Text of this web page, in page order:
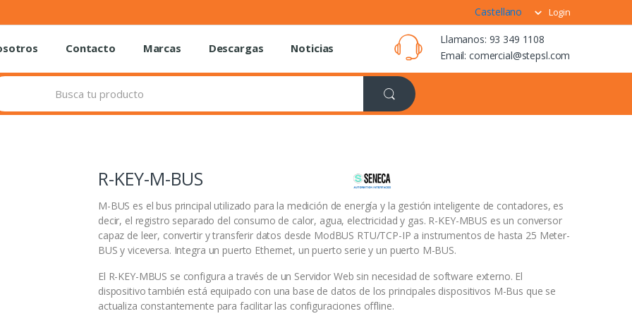
Castellano Login
Contacto Marcas Descargas Noticias
Llamanos: 93 349 1108
Email: comercial@stepsl.com
R-KEY-M-BUS
M-BUS es el bus principal utilizado para la medición de energía y la gestión inteligente de contadores, es
decir, el registro separado del consumo de calor, agua, electricidad y gas. R-KEY-MBUS es un conversor
capaz de leer, convertir y transferir datos desde ModBUS RTU/TCP-IP a instrumentos de hasta 25 Meter-
BUS y viceversa. Integra un puerto Ethernet, un puerto serie y un puerto M-BUS.
El R-KEY-MBUS se configura a través de un Servidor Web sin necesidad de software externo. El
dispositivo también está equipado con una base de datos de los principales dispositivos M-Bus que se
actualiza constantemente para facilitar las configuraciones offline.